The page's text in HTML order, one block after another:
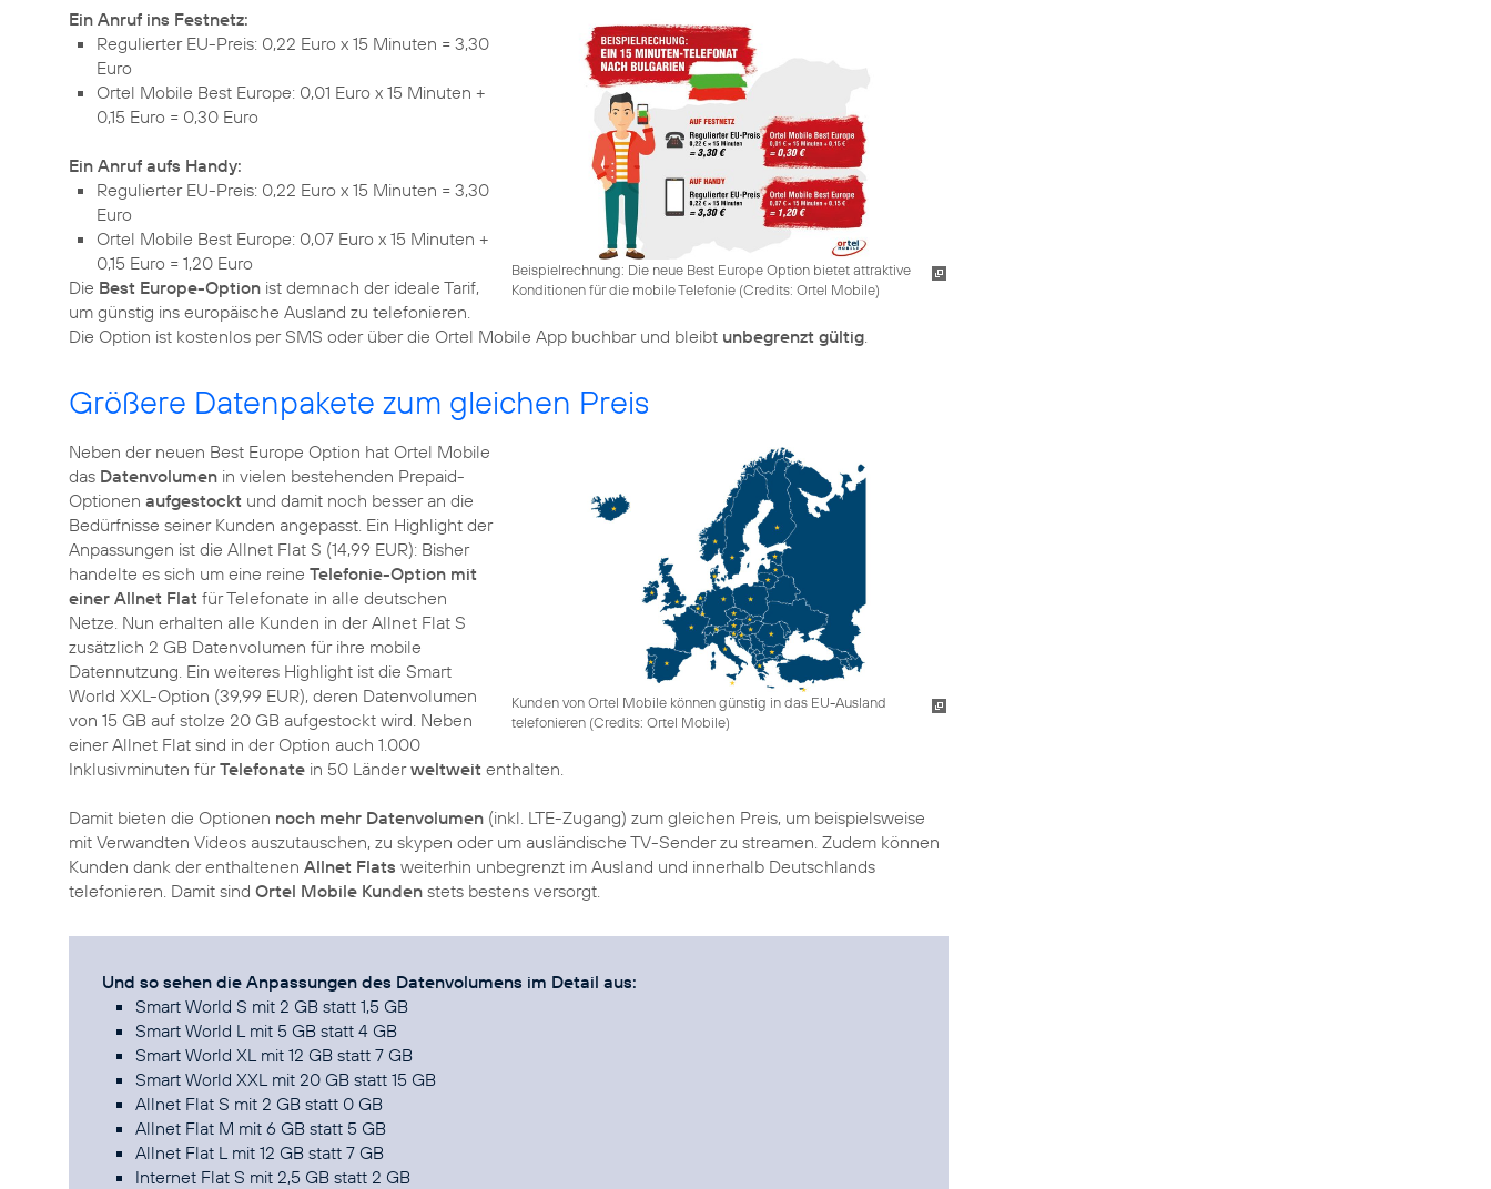
Beispielrechnung: Die neue Best Europe Option bietet attraktive
Konditionen für die mobile Telefonie (Credits: Ortel Mobile)
Ein Anruf ins Festnetz:
Regulierter EU-Preis: 0,22 Euro x 15 Minuten = 3,30
Euro
Ortel Mobile Best Europe: 0,01 Euro x 15 Minuten +
0,15 Euro = 0,30 Euro
Ein Anruf aufs Handy:
Regulierter EU-Preis: 0,22 Euro x 15 Minuten = 3,30
Euro
Ortel Mobile Best Europe: 0,07 Euro x 15 Minuten +
0,15 Euro = 1,20 Euro
Die Best Europe-Option ist demnach der ideale Tarif,
um günstig ins europäische Ausland zu telefonieren.
Die Option ist kostenlos per SMS oder über die Ortel Mobile App buchbar und bleibt unbegrenzt gültig.
Größere Datenpakete zum gleichen Preis
Kunden von Ortel Mobile können günstig in das EU-Ausland
telefonieren (Credits: Ortel Mobile)
Neben der neuen Best Europe Option hat Ortel Mobile
das Datenvolumen in vielen bestehenden Prepaid-
Optionen aufgestockt und damit noch besser an die
Bedürfnisse seiner Kunden angepasst. Ein Highlight der
Anpassungen ist die Allnet Flat S (14,99 EUR): Bisher
handelte es sich um eine reine Telefonie-Option mit
einer Allnet Flat für Telefonate in alle deutschen
Netze. Nun erhalten alle Kunden in der Allnet Flat S
zusätzlich 2 GB Datenvolumen für ihre mobile
Datennutzung. Ein weiteres Highlight ist die Smart
World XXL-Option (39,99 EUR), deren Datenvolumen
von 15 GB auf stolze 20 GB aufgestockt wird. Neben
einer Allnet Flat sind in der Option auch 1.000
Inklusivminuten fürTelefonate in 50 Länderweltweit enthalten.
Damit bieten die Optionen noch mehr Datenvolumen (inkl. LTE-Zugang) zum gleichen Preis, um beispielsweise
mit Verwandten Videos auszutauschen, zu skypen oder um ausländische TV-Sender zu streamen. Zudem können
Kunden dank der enthaltenen Allnet Flats weiterhin unbegrenzt im Ausland und innerhalb Deutschlands
telefonieren. Damit sind Ortel Mobile Kunden stets bestens versorgt.
Und so sehen die Anpassungen des Datenvolumens im Detail aus:
Smart World S mit 2 GB statt 1,5 GB
Smart World L mit 5 GB statt 4 GB
Smart World XL mit 12 GB statt 7 GB
Smart World XXL mit 20 GB statt 15 GB
Allnet Flat S mit 2 GB statt 0 GB
Allnet Flat M mit 6 GB statt 5 GB
Allnet Flat L mit 12 GB statt 7 GB
Internet Flat S mit 2,5 GB statt 2 GB